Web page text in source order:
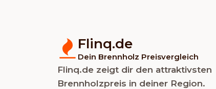
Flinq.de
Dein Brennholz Preisvergleich
Flinq.de zeigt dir den attraktivsten
Brennholzpreis in deiner Region.